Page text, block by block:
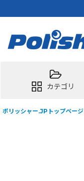
カテゴリ
ポリッシャー.JPトップページ